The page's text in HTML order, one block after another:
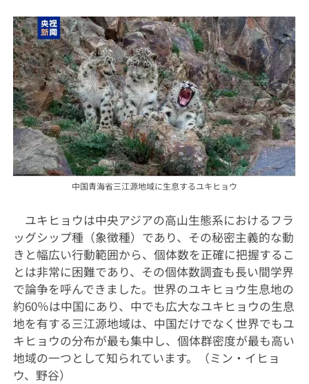
中国青海省三江源地域に生息するユキヒョウ
ユキヒョウは中央アジアの高山生態系におけるフラ
ッグシップ種（象徴種）であり、その秘密主義的な動
きと幅広い行動範囲から、個体数を正確に把握するこ
とは非常に困難であり、その個体数調査も長い間学界
で論争を呼んできました。世界のユキヒョウ生息地の
約60％は中国にあり、中でも広大なユキヒョウの生息
地を有する三江源地域は、中国だけでなく世界でもユ
キヒョウの分布が最も集中し、個体群密度が最も高い
地域の一つとして知られています。（ミン・イヒョ
ウ、野谷）